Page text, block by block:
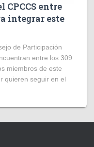
CPCCS entre
integrar este
de Participación
entre los 309
miembros de este
quieren seguir en el